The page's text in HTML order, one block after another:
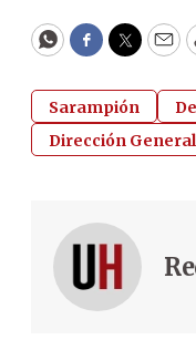
WhatsApp
Facebook
Sarampión
Dirección